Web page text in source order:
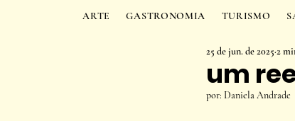
um
25 de jun. de 2025 2
por: Daniela Andrade
ARTE GASTRONOMIA TURISMO